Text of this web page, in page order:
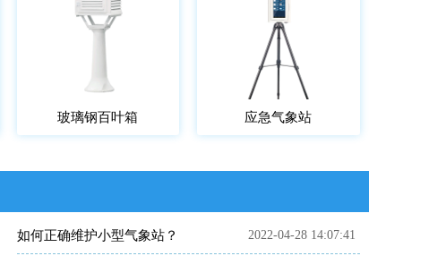
玻璃钢百叶箱 应急气象站
如何正确维护小型气象站？ 2022-04-28 14:07:41